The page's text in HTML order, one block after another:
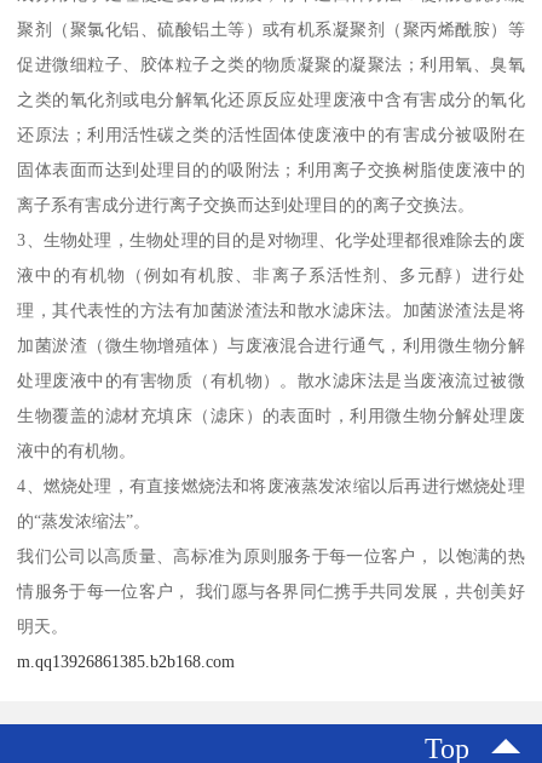
聚剂（聚氯化铝、硫酸铝土等）或有机系凝聚剂（聚丙烯酰胺）等
促进微细粒子、胶体粒子之类的物质凝聚的凝聚法；利用氧、臭氧
之类的氧化剂或电分解氧化还原反应处理废液中含有害成分的氧化
还原法；利用活性碳之类的活性固体使废液中的有害成分被吸附在
固体表面而达到处理目的的吸附法；利用离子交换树脂使废液中的
离子系有害成分进行离子交换而达到处理目的的离子交换法。
3、生物处理，生物处理的目的是对物理、化学处理都很难除去的废
液中的有机物（例如有机胺、非离子系活性剂、多元醇）进行处
理，其代表性的方法有加菌淤渣法和散水滤床法。加菌淤渣法是将
加菌淤渣（微生物增殖体）与废液混合进行通气，利用微生物分解
处理废液中的有害物质（有机物）。散水滤床法是当废液流过被微
生物覆盖的滤材充填床（滤床）的表面时，利用微生物分解处理废
液中的有机物。
4、燃烧处理，有直接燃烧法和将废液蒸发浓缩以后再进行燃烧处理
的“蒸发浓缩法”。
我们公司以高质量、高标准为原则服务于每一位客户， 以饱满的热
情服务于每一位客户， 我们愿与各界同仁携手共同发展，共创美好
明天。
m.qq13926861385.b2b168.com
Top